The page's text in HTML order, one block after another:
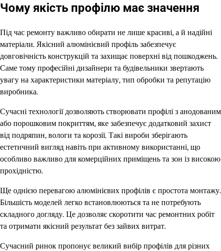
Чому якість профілю має значення
Під час ремонту важливо обирати не лише красиві, а й надійні
матеріали. Якісний алюмінієвий профіль забезпечує
довговічність конструкцій та захищає поверхні від пошкоджень.
Саме тому професійні дизайнери та будівельники звертають
увагу на характеристики матеріалу, тип обробки та репутацію
виробника.
Сучасні технології дозволяють створювати профілі з анодованим
або порошковим покриттям, яке забезпечує додатковий захист
від подряпин, вологи та корозії. Такі вироби зберігають
естетичний вигляд навіть при активному використанні, що
особливо важливо для комерційних приміщень та зон із високою
прохідністю.
Ще однією перевагою алюмінієвих профілів є простота монтажу.
Більшість моделей легко встановлюються та не потребують
складного догляду. Це дозволяє скоротити час ремонтних робіт
та отримати якісний результат без зайвих витрат.
Сучасний ринок пропонує великий вибір профілів для різних